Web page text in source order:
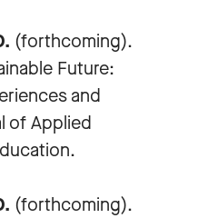
(forthcoming).
Future:
and
of Applied
(forthcoming).